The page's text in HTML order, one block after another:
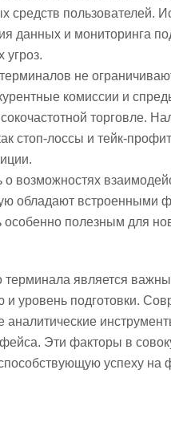
пользователей.
данных и мониторинга
угроз.
не
комиссии и
торговле.
стоп-лоссы и тейк-
о возможностях
обладают
особенно полезным для
терминала является
и уровень подготовки.
Эти факторы в
успеху на